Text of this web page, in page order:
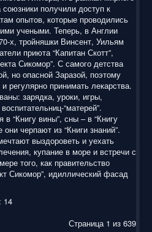
союзники получили доступ к
опытов, которые проводились
учеными. Теперь, в Англии
х, тройняшки Винсент, Уильям
приюта “Капитан Скотт”,
Сикомор”. С самого детства
но опасной Заразой, поэтому
регулярно принимать лекарства.
зарядка, уроки, игры,
“матерей”.
в “Книгу вины”, сны – в “Книгу
черпают из “Книги знаний”.
выздороветь и уехать
купание в море и встречи с
того, как правительство
Сикомор”, идиллический фасад
14
Страница 1 из 639